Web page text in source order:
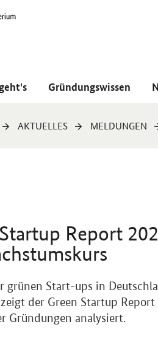
Gründungswissen
AKTUELLES MELDUNGEN
Report
grünen Start-ups in
der Green Startup Report
Gründungen analysiert.